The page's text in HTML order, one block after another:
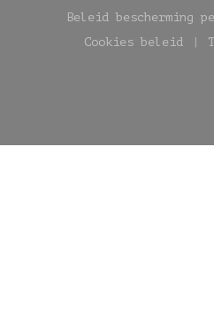
Beleid bescherming
Cookies beleid
((opent